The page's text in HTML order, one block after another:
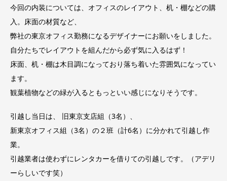
今回の内装については、オフィスのレイアウト、机・棚などの購
入。床面の材質など、
弊社の東京オフィス勤務になるデザイナーにお願いをしました。
自分たちでレイアウトを組んだから必ず気に入るはず！
床面、机・棚は木目調になっており落ち着いた雰囲気になってい
ます。
観葉植物などの緑が入るともっといい感じになりそうです。
引越し当日は、 旧東京支店組（3名）、
新東京オフィス組（3名）の２班（計6名）に分かれて引越し作
業。
引越業者は使わずにレンタカーを借りての引越しです。（アデリ
ーらしいです笑）